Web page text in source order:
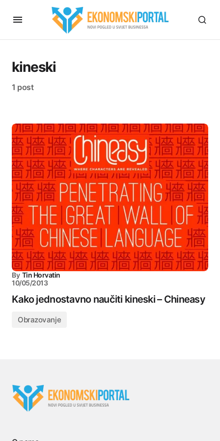
kineski
1 post
By Tin Horvatin
10/05/2013
Kako jednostavno naučiti kineski – Chineasy
Obrazovanje